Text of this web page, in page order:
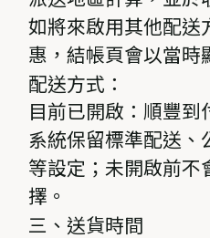
如將來啟用其他配送
惠，結帳頁會以當時
配送方式：
目前已開啟：順豐到
系統保留標準配送
等設定；未開啟前不
擇。
三、送貨時間